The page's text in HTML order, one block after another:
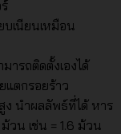
บเนียนเหมือน
ารถติดตั้งเองได้
แตกรอยร้าว
นำผลลัพธ์ที่ได้ หาร
วน เช่น = 1.6 ม้วน